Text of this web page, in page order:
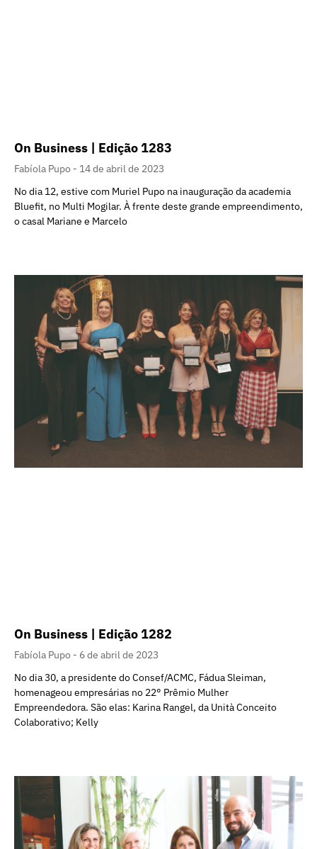
On Business | Edição 1283
Fabíola Pupo
14 de abril de 2023
No dia 12, estive com Muriel Pupo na inauguração da academia
Bluefit, no Multi Mogilar. À frente deste grande empreendimento,
o casal Mariane e Marcelo
On Business | Edição 1282
Fabíola Pupo
6 de abril de 2023
No dia 30, a presidente do Consef/ACMC, Fádua Sleiman,
homenageou empresárias no 22° Prêmio Mulher
Empreendedora. São elas: Karina Rangel, da Unità Conceito
Colaborativo; Kelly